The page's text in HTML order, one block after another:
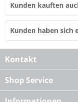
Kunden kauften
Kunden haben sich
Kontakt
Shop Service